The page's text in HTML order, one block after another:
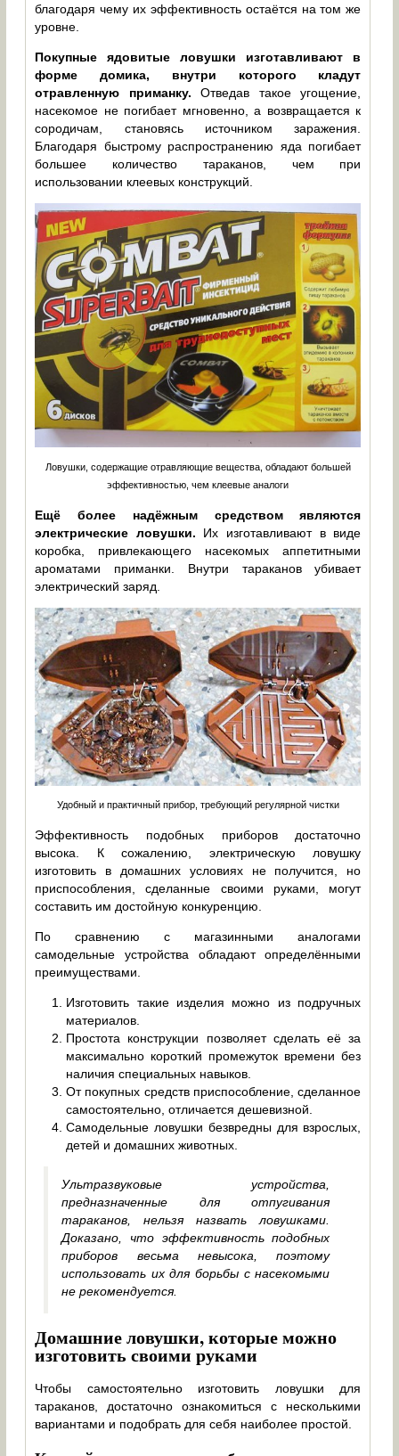
благодаря чему их эффективность остаётся на том же
уровне.
Покупные ядовитые ловушки изготавливают в
форме домика, внутри которого кладут
отравленную приманку. Отведав такое угощение,
насекомое не погибает мгновенно, а возвращается к
сородичам, становясь источником заражения.
Благодаря быстрому распространению яда погибает
большее количество тараканов, чем при
использовании клеевых конструкций.
Ловушки, содержащие отравляющие вещества, обладают большей
эффективностью, чем клеевые аналоги
Ещё более надёжным средством являются
электрические ловушки. Их изготавливают в виде
коробка, привлекающего насекомых аппетитными
ароматами приманки. Внутри тараканов убивает
электрический заряд.
Удобный и практичный прибор, требующий регулярной чистки
Эффективность подобных приборов достаточно
высока. К сожалению, электрическую ловушку
изготовить в домашних условиях не получится, но
приспособления, сделанные своими руками, могут
составить им достойную конкуренцию.
По сравнению с магазинными аналогами
самодельные устройства обладают определёнными
преимуществами.
Изготовить такие изделия можно из подручных
материалов.
Простота конструкции позволяет сделать её за
максимально короткий промежуток времени без
наличия специальных навыков.
От покупных средств приспособление, сделанное
самостоятельно, отличается дешевизной.
Самодельные ловушки безвредны для взрослых,
детей и домашних животных.
Ультразвуковые устройства,
предназначенные для отпугивания
тараканов, нельзя назвать ловушками.
Доказано, что эффективность подобных
приборов весьма невысока, поэтому
использовать их для борьбы с насекомыми
не рекомендуется.
Домашние ловушки, которые можно
изготовить своими руками
Чтобы самостоятельно изготовить ловушки для
тараканов, достаточно ознакомиться с несколькими
вариантами и подобрать для себя наиболее простой.